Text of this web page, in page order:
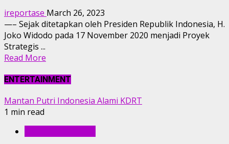
ireportase March 26, 2023
—– Sejak ditetapkan oleh Presiden Republik Indonesia, H.
Joko Widodo pada 17 November 2020 menjadi Proyek
Strategis ...
Read More
ENTERTAINMENT
Mantan Putri Indonesia Alami KDRT
1 min read